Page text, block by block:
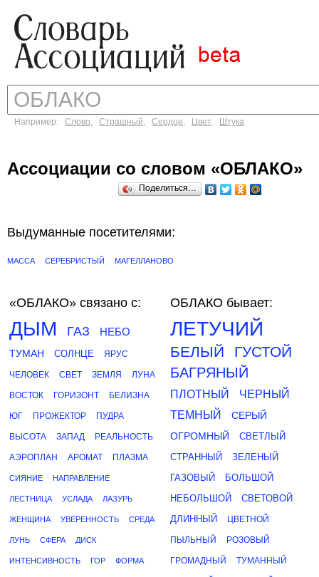
Например: Слово, Страшный, Сердце, Цвет, Штука
Ассоциации со словом «ОБЛАКО»
Поделиться…
Выдуманные посетителями:
МАССА СЕРЕБРИСТЫЙ МАГЕЛЛАНОВО
«ОБЛАКО» связано с:
ДЫМ ГАЗ НЕБО
ТУМАН СОЛНЦЕ ЯРУС
ЧЕЛОВЕК СВЕТ ЗЕМЛЯ ЛУНА
ВОСТОК ГОРИЗОНТ БЕЛИЗНА
ЮГ ПРОЖЕКТОР ПУДРА
ВЫСОТА ЗАПАД РЕАЛЬНОСТЬ
АЭРОПЛАН АРОМАТ ПЛАЗМА
СИЯНИЕ НАПРАВЛЕНИЕ
ЛЕСТНИЦА УСЛАДА ЛАЗУРЬ
ЖЕНЩИНА УВЕРЕННОСТЬ СРЕДА
ЛУНЬ СФЕРА ДИСК
ИНТЕНСИВНОСТЬ ГОР ФОРМА
ОБЛАКО бывает:
ЛЕТУЧИЙ
БЕЛЫЙ ГУСТОЙ
БАГРЯНЫЙ
ПЛОТНЫЙ
ЧЕРНЫЙ
ТЕМНЫЙ
СЕРЫЙ
ОГРОМНЫЙ
СВЕТЛЫЙ
СТРАННЫЙ
ЗЕЛЕНЫЙ
ГАЗОВЫЙ
БОЛЬШОЙ
НЕБОЛЬШОЙ
СВЕТОВОЙ
ДЛИННЫЙ
ЦВЕТНОЙ
ПЫЛЬНЫЙ РОЗОВЫЙ
ГРОМАДНЫЙ ТУМАННЫЙ